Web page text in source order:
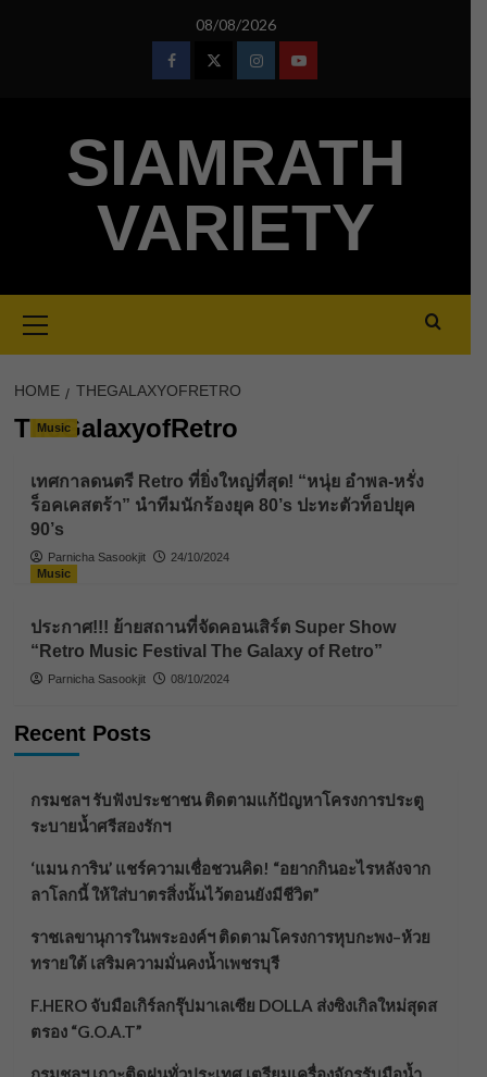
08/08/2026
FacebookTwitterInstagramYoutube
SIAMRATH
VARIETY
Menu
HOME THEGALAXYOFRETRO
TheGalaxyofRetro
Music
เทศกาลดนตรี Retro ที่ยิ่งใหญ่ที่สุด! “หนุ่ย อำพล-หรั่ง
ร็อคเคสตร้า” นำทีมนักร้องยุค 80’s ปะทะตัวท็อปยุค
90’s
Parnicha Sasookjit
24/10/2024
Music
ประกาศ!!! ย้ายสถานที่จัดคอนเสิร์ต Super Show
“Retro Music Festival The Galaxy of Retro”
Parnicha Sasookjit 08/10/2024
Recent Posts
กรมชลฯ รับฟังประชาชน ติดตามแก้ปัญหาโครงการประตู
ระบายน้ำศรีสองรักฯ
‘แมน การิน’ แชร์ความเชื่อชวนคิด! “อยากกินอะไรหลังจาก
ลาโลกนี้ ให้ใส่บาตรสิ่งนั้นไว้ตอนยังมีชีวิต”
ราชเลขานุการในพระองค์ฯ ติดตามโครงการหุบกะพง–ห้วย
ทรายใต้ เสริมความมั่นคงน้ำเพชรบุรี
F.HERO จับมือเกิร์ลกรุ๊ปมาเลเซีย DOLLA ส่งซิงเกิลใหม่สุดส
ตรอง “G.O.A.T”